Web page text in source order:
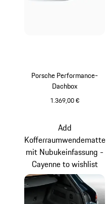
Porsche Performance-
Dachbox
1.369,00 €
Add
Kofferraumwendematte
mit Nubukeinfassung -
Cayenne to wishlist